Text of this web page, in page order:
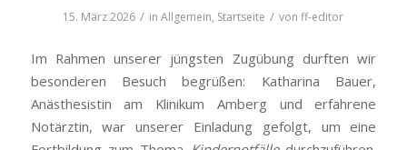
15. März 2026 / inAllgemein, Startseite / vonff-editor
Im Rahmen unserer jüngsten Zugübung durften wir
besonderen Besuch begrüßen: Katharina Bauer,
Anästhesistin am Klinikum Amberg und erfahrene
Notärztin, war unserer Einladung gefolgt, um eine